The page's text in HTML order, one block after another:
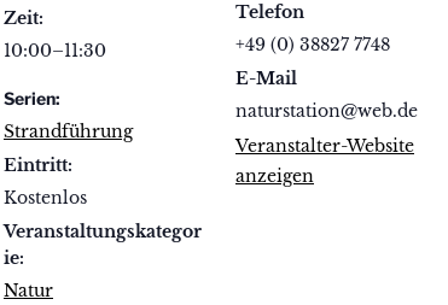
Zeit:
10:00–11:30
Serien:
Strandführung
Eintritt:
Kostenlos
Veranstaltungskategor
ie:
Natur
Telefon
+49 (0) 38827 7748
E-Mail
naturstation@web.de
Veranstalter-Website
anzeigen